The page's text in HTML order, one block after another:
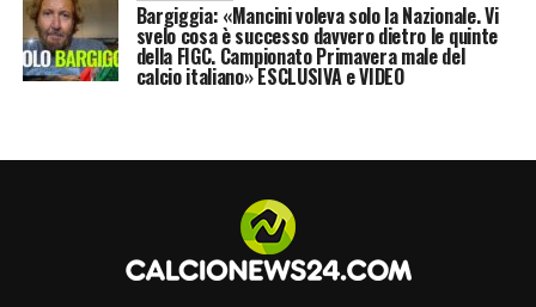
sarebbe un valore aggiunto.
Sul giocatore resta forte anche l’interesse
. Il club azzurro si è mosso verso il
e ha manifestato un interesse
Bargiggia: «Mancini voleva solo la Nazionale. Vi
svelo cosa è successo davvero dietro le quinte
della FIGC. Campionato Primavera male del
calcio italiano» ESCLUSIVA e VIDEO